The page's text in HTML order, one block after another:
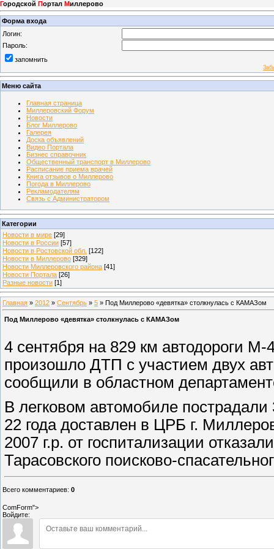
Городской Портал Миллерово
Форма входа
Логин:
Пароль:
запомнить
Меню сайта
Главная страница
Миллеровский Форум
Новости
Блог Миллерово
Галерея
Доска объявлений
Видео Портала
Бизнес справочник
Общественный транспорт в Миллерово
Расписание приема врачей
Книга отзывов о Миллерово
Погода в Миллерово
Рекламодателям
Связь с Администратором
Категории
Новости в мире [29]
Новости в России [57]
Новости в Ростовской обл. [122]
Новости в Миллерово [329]
Новости Миллеровского района [41]
Новости Портала [26]
Разные новости [1]
Главная » 2012 » Сентябрь » 5 » Под Миллерово «девятка» столкнулась с КАМАЗом
Под Миллерово «девятка» столкнулась с КАМАЗом
4 сентября на 829 км автодороги
произошло ДТП с участием двух
сообщили в областном
В легковом автомобиле пострадали
22 года доставлен в ЦРБ г.
2007 г.р. от госпитализации
Тарасовского поисково-
Всего комментариев: 0
ComForm">
Войдите: